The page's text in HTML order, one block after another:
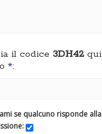
il codice 3DH42 qui
*:
se qualcuno risponde alla